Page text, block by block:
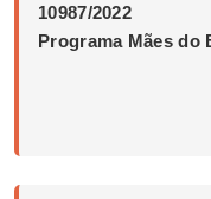
10987/2022
Programa Mães do